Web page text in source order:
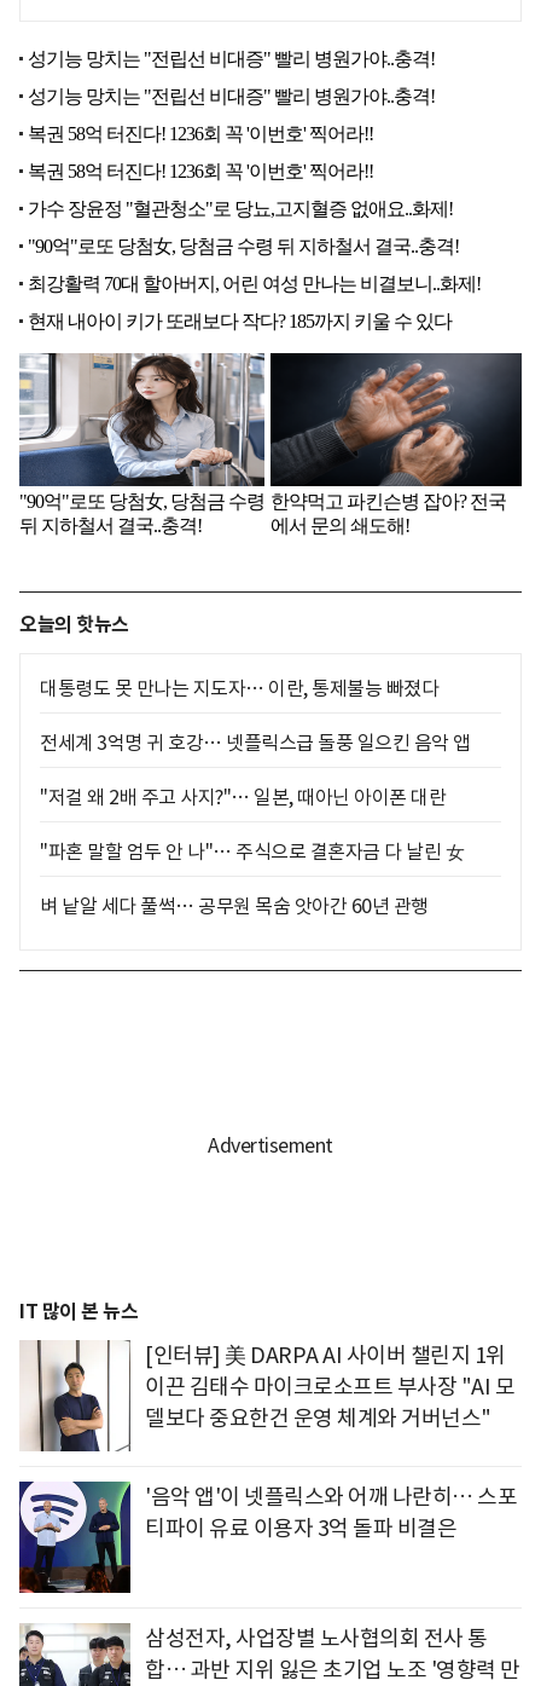
오늘의 핫뉴스
대통령도 못 만나는 지도자… 이란, 통제불능 빠졌다
전세계 3억명 귀 호강… 넷플릭스급 돌풍 일으킨 음악 앱
"저걸 왜 2배 주고 사지?"… 일본, 때아닌 아이폰 대란
"파혼 말할 엄두 안 나"… 주식으로 결혼자금 다 날린 女
벼 낱알 세다 풀썩… 공무원 목숨 앗아간 60년 관행
IT 많이 본 뉴스
[인터뷰] 美 DARPA AI 사이버 챌린지 1위
이끈 김태수 마이크로소프트 부사장 "AI 모
델보다 중요한건 운영 체계와 거버넌스"
'음악 앱'이 넷플릭스와 어깨 나란히… 스포
티파이 유료 이용자 3억 돌파 비결은
삼성전자, 사업장별 노사협의회 전사 통
합… 과반 지위 잃은 초기업 노조 '영향력 만